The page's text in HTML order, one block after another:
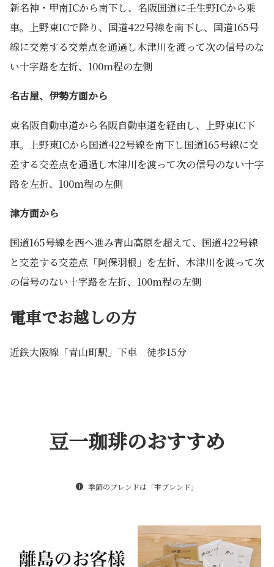
新名神・甲南ICから南下し、名阪国道に壬生野ICから乗
車。上野東ICで降り、国道422号線を南下し、国道165号
線に交差する交差点を通過し木津川を渡って次の信号のな
い十字路を左折、100m程の左側
名古屋、伊勢方面から
東名阪自動車道から名阪自動車道を経由し、上野東IC下
車。上野東ICから国道422号線を南下し国道165号線に交
差する交差点を通過し木津川を渡って次の信号のない十字
路を左折、100m程の左側
津方面から
国道165号線を西へ進み青山高原を超えて、国道422号線
と交差する交差点「阿保羽根」を左折、木津川を渡って次
の信号のない十字路を左折、100m程の左側
電車でお越しの方
近鉄大阪線「青山町駅」下車 徒歩15分
豆一珈琲のおすすめ
季節のブレンドは「雫ブレンド」